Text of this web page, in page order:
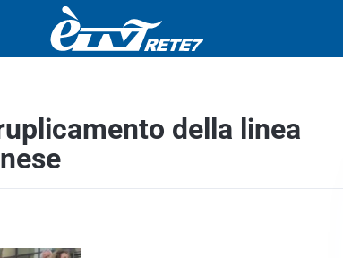
della linea